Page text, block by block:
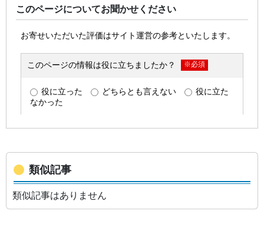
このページについてお聞かせください
類似記事
類似記事はありません